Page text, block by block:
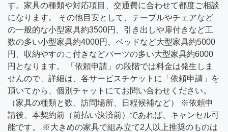
す。家具の種類や対応項目、交通費に合わせて都度ご相談
になります。 その他目安として、テーブルやチェアなど
の一般的な小型家具約3500円、引き出しや扉付きなど工
数の多い小型家具約4000円、ベッドなど大型家具約5000
円、収納やすのこ付きなどパーツの多い大型家具約6000
円となります。 「依頼申請」の段階では料金は発生しま
せんので、詳細は、各サービスチケットに「依頼申請」を
頂いてから、個別チャットにてお問い合わせください。
（家具の種類と数、訪問場所、日程候補など） ※依頼申
請後、本契約前（前払い決済前）であれば、キャンセル可
能です。 ※大きめの家具で組み立て2人以上推奨のものは